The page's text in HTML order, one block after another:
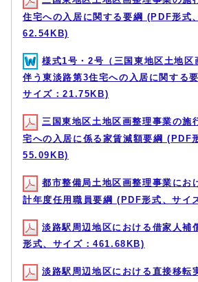
住宅への入居に関する要綱 (PDF形式
62.54KB)
様式1号・2号（三国東地区土地区
伴う東淡路第3住宅への入居に関する
サイズ：21.75KB)
三国東地区土地区画整理事業の施
宅への入居に係る家賃減額要綱 (PDF
55.09KB)
都市整備局土地区画整理事業にお
計年度任用職員要綱 (PDF形式、サイ
淡路駅周辺地区における借家人補
形式、サイズ：461.68KB)
淡路駅周辺地区における直接移転